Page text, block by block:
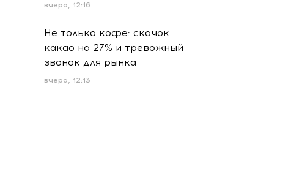
вчера, 12:16
Не только кофе: скачок
какао на 27% и тревожный
звонок для рынка
вчера, 12:13